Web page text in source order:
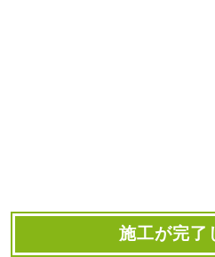
施工が完了